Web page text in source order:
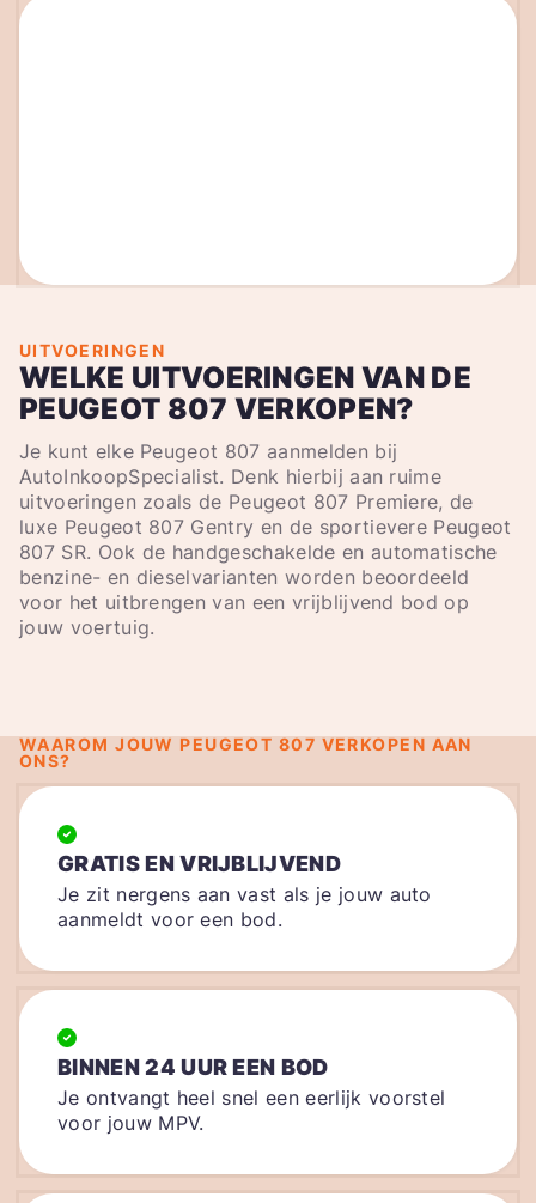
UITVOERINGEN
WELKE UITVOERINGEN VAN DE
PEUGEOT 807 VERKOPEN?
Je kunt elke Peugeot 807 aanmelden bij
AutoInkoopSpecialist. Denk hierbij aan ruime
uitvoeringen zoals de Peugeot 807 Premiere, de
luxe Peugeot 807 Gentry en de sportievere Peugeot
807 SR. Ook de handgeschakelde en automatische
benzine- en dieselvarianten worden beoordeeld
voor het uitbrengen van een vrijblijvend bod op
jouw voertuig.
WAAROM JOUW PEUGEOT 807 VERKOPEN AAN
ONS?
GRATIS EN VRIJBLIJVEND
Je zit nergens aan vast als je jouw auto
aanmeldt voor een bod.
BINNEN 24 UUR EEN BOD
Je ontvangt heel snel een eerlijk voorstel
voor jouw MPV.